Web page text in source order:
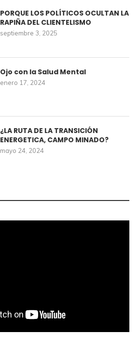
PORQUE LOS POLÍTICOS OCULTAN LA
RAPIÑA DEL CLIENTELISMO
septiembre 3, 2025
Ojo con la Salud Mental
enero 17, 2024
¿LA RUTA DE LA TRANSICIÓN
ENERGETICA, CAMPO MINADO?
mayo 24, 2024